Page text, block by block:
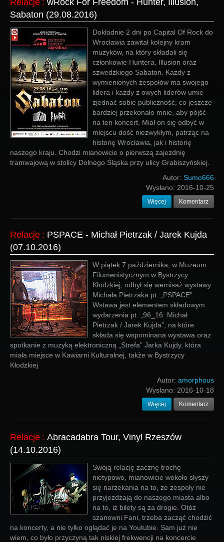
Relacje : wRock For Freedom - Hunter, Illusion,
Sabaton (29.08.2016)
Dokładnie 2 dni po Capital Of Rock do
Wrocławia zawitał kolejny kram
muzyków, na który składali się
członkowie Huntera, Illusion oraz
szwedzkiego Sabaton. Każdy z
wymienionych zespołów ma swojego
lidera i każdy z owych liderów umie
zjednać sobie publiczność, co jeszcze
bardziej przekonało mnie, aby pójść
na ten koncert. Miał on się odbyć w
miejscu dość niezwykłym, patrząc na
historię Wrocławia, jak i historię
naszego kraju. Chodzi mianowicie o pierwszą zajezdnię
tramwajową w stolicy Dolnego Śląska przy ulicy Grabiszyńskiej.
Autor: Sumo666
Wysłano: 2016-10-25
Więcej Komentarz
Relacje : PSPACE - Michał Pietrzak / Jarek Kujda
(07.10.2016)
W piątek 7 października, w Muzeum
Filumenistycznym w Bystrzycy
Kłodzkiej, odbył się wernisaż wystawy
Michała Pietrzaka pt. „PSPACE”.
Wstawa jest elementem składowym
wydarzenia pt. „96_16: Michał
Pietrzak / Jarek Kujda”, na które
składa się wspominana wystawa oraz
spotkanie z muzyką elektroniczną „Strefa” Jarka Kujdy, która
miała miejsce w Kawiarni Kulturalnej, także w Bystrzycy
Kłodzkiej
Autor: amorphous
Wysłano: 2016-10-18
Więcej Komentarz
Relacje : Abracadabra Tour, Vinyl Rzeszów
(14.10.2016)
Swoją relację zacznę trochę
nietypowo, mianowicie wokoło słyszy
się narzekania na to, że zespoły nie
przyjeżdżają do naszego miasta albo
na to, iż bilety są za drogie. Otóż
szanowni Fani, trzeba zacząć chodzić
na koncerty, a nie tylko oglądać je na Youtubie. Sam już nie
wiem, co było przyczyną tak niskiej frekwencji na koncercie